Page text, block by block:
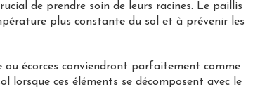
de prendre soin de leurs racines. Le paillis
plus constante du sol et à prévenir les
ou écorces conviendront parfaitement comme
lorsque ces éléments se décomposent avec le